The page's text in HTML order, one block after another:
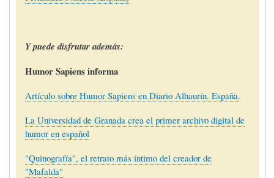
Y puede disfrutar además:
Humor Sapiens informa
Artículo sobre Humor Sapiens en Diario Alhaurín. España.
La Universidad de Granada crea el primer archivo digital de
humor en español
"Quinografía", el retrato más íntimo del creador de
"Mafalda"